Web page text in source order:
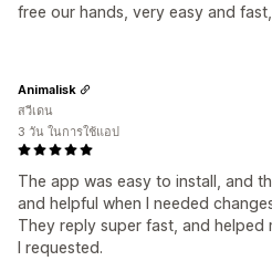
free our hands, very easy and
The app was easy to install, and
and helpful when I needed
They reply super fast, and helped
I requested.
Animalisk
สวีเดน
3 วัน ในการใช้แอป